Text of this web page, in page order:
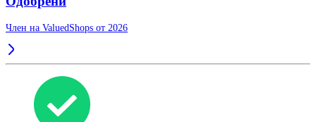
Член на ValuedShops от 2026